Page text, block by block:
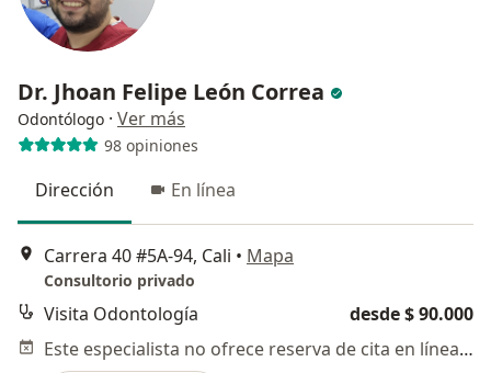
Dr. Jhoan Felipe León Correa
Odontólogo · Ver más
98 opiniones
Dirección En línea
Carrera 40 #5A-94, Cali • Mapa
Consultorio privado
Visita Odontología
desde $ 90.000
Este especialista no ofrece reserva de cita en línea en esta dirección.